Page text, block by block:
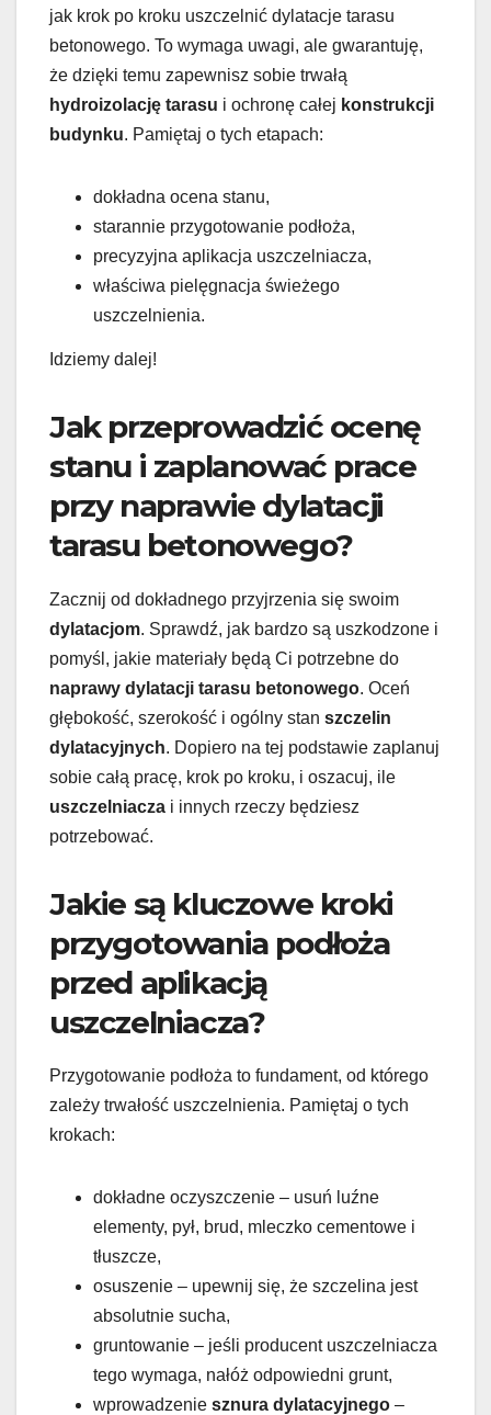
jak krok po kroku uszczelnić dylatacje tarasu
betonowego. To wymaga uwagi, ale gwarantuję,
że dzięki temu zapewnisz sobie trwałą
hydroizolację tarasu i ochronę całej konstrukcji
budynku. Pamiętaj o tych etapach:
dokładna ocena stanu,
starannie przygotowanie podłoża,
precyzyjna aplikacja uszczelniacza,
właściwa pielęgnacja świeżego
uszczelnienia.
Idziemy dalej!
Jak przeprowadzić ocenę
stanu i zaplanować prace
przy naprawie dylatacji
tarasu betonowego?
Zacznij od dokładnego przyjrzenia się swoim
dylatacjom. Sprawdź, jak bardzo są uszkodzone i
pomyśl, jakie materiały będą Ci potrzebne do
naprawy dylatacji tarasu betonowego. Oceń
głębokość, szerokość i ogólny stan szczelin
dylatacyjnych. Dopiero na tej podstawie zaplanuj
sobie całą pracę, krok po kroku, i oszacuj, ile
uszczelniacza i innych rzeczy będziesz
potrzebować.
Jakie są kluczowe kroki
przygotowania podłoża
przed aplikacją
uszczelniacza?
Przygotowanie podłoża to fundament, od którego
zależy trwałość uszczelnienia. Pamiętaj o tych
krokach:
dokładne oczyszczenie – usuń luźne
elementy, pył, brud, mleczko cementowe i
tłuszcze,
osuszenie – upewnij się, że szczelina jest
absolutnie sucha,
gruntowanie – jeśli producent uszczelniacza
tego wymaga, nałóż odpowiedni grunt,
wprowadzenie sznura dylatacyjnego –